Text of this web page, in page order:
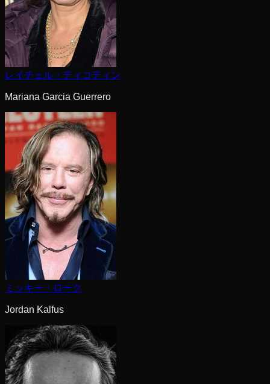
レイチェル・ティコティン
Mariana Garcia Guerrero
ミッキー・ローク
Jordan Kalfus